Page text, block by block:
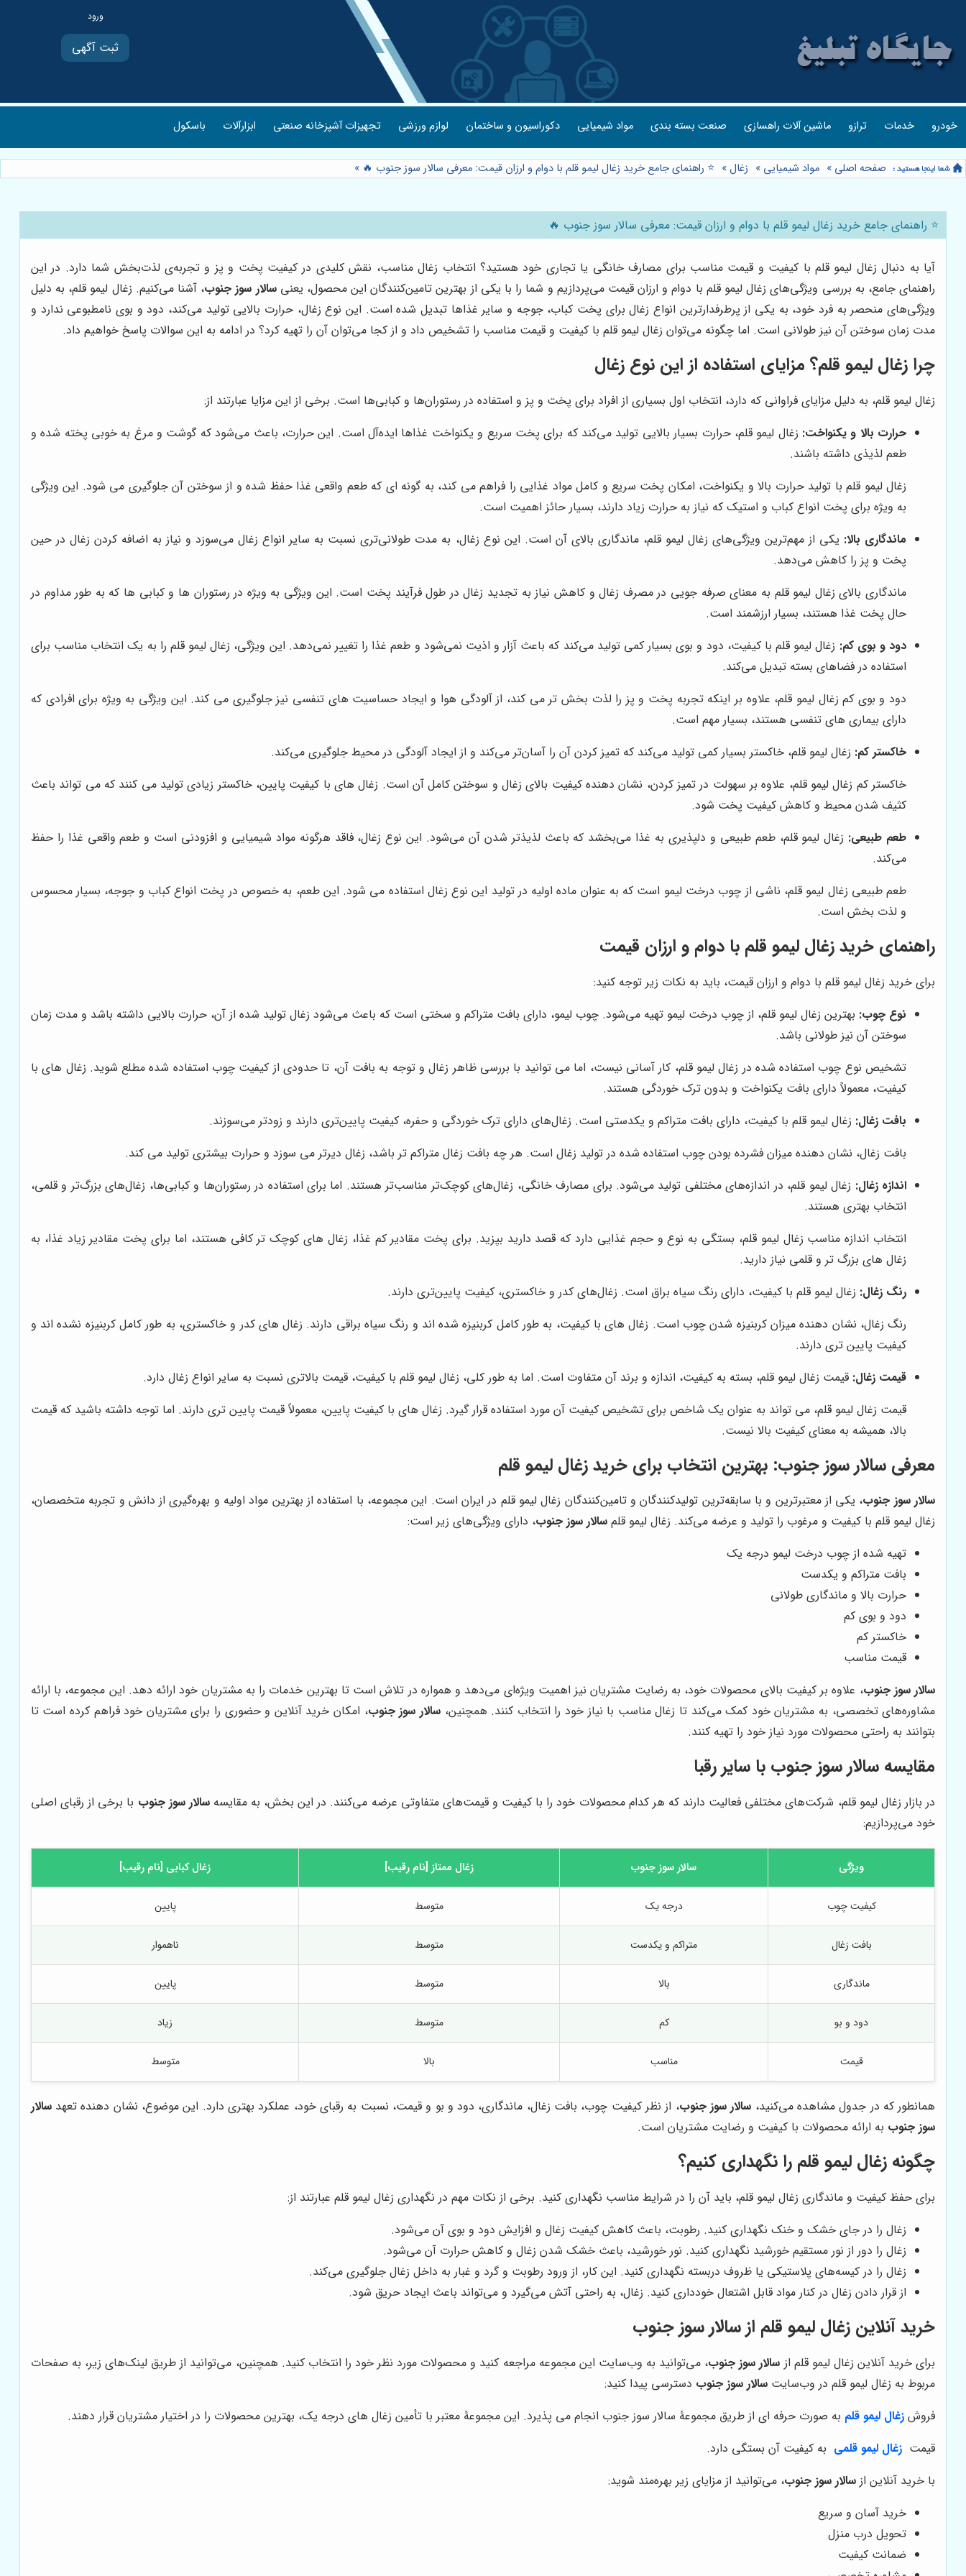
ثبت آگهی
خودرو خدمات ترازو ماشین آلات راهسازی صنعت بسته بندی مواد شیمیایی دکوراسیون و ساختمان لوازم ورزشی تجهیزات آشپزخانه صنعتی ابزارآلات باسکول
صفحه اصلی » مواد شیمیایی » زغال» ⭐️ راهنمای جامع خرید زغال لیمو قلم با دوام و ارزان قیمت: معرفی سالار سوز جنوب 🔥 »
⭐️ راهنمای جامع خرید زغال لیمو قلم با دوام و ارزان قیمت: معرفی سالار سوز جنوب 🔥
آیا به دنبال زغال لیمو قلم با کیفیت و قیمت مناسب برای مصارف خانگی یا تجاری خود هستید؟ انتخاب زغال مناسب، نقش کلیدی در کیفیت پخت و پز و تجربه‌ی لذت‌بخش شما دارد. در این
راهنمای جامع، به بررسی ویژگی‌های زغال لیمو قلم با دوام و ارزان قیمت می‌پردازیم و شما را با یکی از بهترین تامین‌کنندگان این محصول، یعنیسالار سوز جنوب، آشنا می‌کنیم. زغال لیمو قلم، به دلیل
ویژگی‌های منحصر به فرد خود، به یکی از پرطرفدارترین انواع زغال برای پخت کباب، جوجه و سایر غذاها تبدیل شده است. این نوع زغال، حرارت بالایی تولید می‌کند، دود و بوی نامطبوعی ندارد و
مدت زمان سوختن آن نیز طولانی است. اما چگونه می‌توان زغال لیمو قلم با کیفیت و قیمت مناسب را تشخیص داد و از کجا می‌توان آن را تهیه کرد؟ در ادامه به این سوالات پاسخ خواهیم داد.
چرا زغال لیمو قلم؟ مزایای استفاده از این نوع زغال
زغال لیمو قلم، به دلیل مزایای فراوانی که دارد، انتخاب اول بسیاری از افراد برای پخت و پز و استفاده در رستوران‌ها و کبابی‌ها است. برخی از این مزایا عبارتند از:
حرارت بالا و یکنواخت: زغال لیمو قلم، حرارت بسیار بالایی تولید می‌کند که برای پخت سریع و یکنواخت غذاها ایده‌آل است. این حرارت، باعث می‌شود که گوشت و مرغ به خوبی پخته شده و
طعم لذیذی داشته باشند.
زغال لیمو قلم با تولید حرارت بالا و یکنواخت، امکان پخت سریع و کامل مواد غذایی را فراهم می کند، به گونه ای که طعم واقعی غذا حفظ شده و از سوختن آن جلوگیری می شود. این ویژگی
به ویژه برای پخت انواع کباب و استیک که نیاز به حرارت زیاد دارند، بسیار حائز اهمیت است.
ماندگاری بالا: یکی از مهم‌ترین ویژگی‌های زغال لیمو قلم، ماندگاری بالای آن است. این نوع زغال، به مدت طولانی‌تری نسبت به سایر انواع زغال می‌سوزد و نیاز به اضافه کردن زغال در حین
پخت و پز را کاهش می‌دهد.
ماندگاری بالای زغال لیمو قلم به معنای صرفه جویی در مصرف زغال و کاهش نیاز به تجدید زغال در طول فرآیند پخت است. این ویژگی به ویژه در رستوران ها و کبابی ها که به طور مداوم در
حال پخت غذا هستند، بسیار ارزشمند است.
دود و بوی کم: زغال لیمو قلم با کیفیت، دود و بوی بسیار کمی تولید می‌کند که باعث آزار و اذیت نمی‌شود و طعم غذا را تغییر نمی‌دهد. این ویژگی، زغال لیمو قلم را به یک انتخاب مناسب برای
استفاده در فضاهای بسته تبدیل می‌کند.
دود و بوی کم زغال لیمو قلم، علاوه بر اینکه تجربه پخت و پز را لذت بخش تر می کند، از آلودگی هوا و ایجاد حساسیت های تنفسی نیز جلوگیری می کند. این ویژگی به ویژه برای افرادی که
دارای بیماری های تنفسی هستند، بسیار مهم است.
خاکستر کم: زغال لیمو قلم، خاکستر بسیار کمی تولید می‌کند که تمیز کردن آن را آسان‌تر می‌کند و از ایجاد آلودگی در محیط جلوگیری می‌کند.
خاکستر کم زغال لیمو قلم، علاوه بر سهولت در تمیز کردن، نشان دهنده کیفیت بالای زغال و سوختن کامل آن است. زغال های با کیفیت پایین، خاکستر زیادی تولید می کنند که می تواند باعث
کثیف شدن محیط و کاهش کیفیت پخت شود.
طعم طبیعی: زغال لیمو قلم، طعم طبیعی و دلپذیری به غذا می‌بخشد که باعث لذیذتر شدن آن می‌شود. این نوع زغال، فاقد هرگونه مواد شیمیایی و افزودنی است و طعم واقعی غذا را حفظ
می‌کند.
طعم طبیعی زغال لیمو قلم، ناشی از چوب درخت لیمو است که به عنوان ماده اولیه در تولید این نوع زغال استفاده می شود. این طعم، به خصوص در پخت انواع کباب و جوجه، بسیار محسوس
و لذت بخش است.
راهنمای خرید زغال لیمو قلم با دوام و ارزان قیمت
برای خرید زغال لیمو قلم با دوام و ارزان قیمت، باید به نکات زیر توجه کنید:
نوع چوب: بهترین زغال لیمو قلم، از چوب درخت لیمو تهیه می‌شود. چوب لیمو، دارای بافت متراکم و سختی است که باعث می‌شود زغال تولید شده از آن، حرارت بالایی داشته باشد و مدت زمان
سوختن آن نیز طولانی باشد.
تشخیص نوع چوب استفاده شده در زغال لیمو قلم، کار آسانی نیست، اما می توانید با بررسی ظاهر زغال و توجه به بافت آن، تا حدودی از کیفیت چوب استفاده شده مطلع شوید. زغال های با
کیفیت، معمولاً دارای بافت یکنواخت و بدون ترک خوردگی هستند.
بافت زغال: زغال لیمو قلم با کیفیت، دارای بافت متراکم و یکدستی است. زغال‌های دارای ترک خوردگی و حفره، کیفیت پایین‌تری دارند و زودتر می‌سوزند.
بافت زغال، نشان دهنده میزان فشرده بودن چوب استفاده شده در تولید زغال است. هر چه بافت زغال متراکم تر باشد، زغال دیرتر می سوزد و حرارت بیشتری تولید می کند.
اندازه زغال: زغال لیمو قلم، در اندازه‌های مختلفی تولید می‌شود. برای مصارف خانگی، زغال‌های کوچک‌تر مناسب‌تر هستند. اما برای استفاده در رستوران‌ها و کبابی‌ها، زغال‌های بزرگ‌تر و قلمی،
انتخاب بهتری هستند.
انتخاب اندازه مناسب زغال لیمو قلم، بستگی به نوع و حجم غذایی دارد که قصد دارید بپزید. برای پخت مقادیر کم غذا، زغال های کوچک تر کافی هستند، اما برای پخت مقادیر زیاد غذا، به
زغال های بزرگ تر و قلمی نیاز دارید.
رنگ زغال: زغال لیمو قلم با کیفیت، دارای رنگ سیاه براق است. زغال‌های کدر و خاکستری، کیفیت پایین‌تری دارند.
رنگ زغال، نشان دهنده میزان کربنیزه شدن چوب است. زغال های با کیفیت، به طور کامل کربنیزه شده اند و رنگ سیاه براقی دارند. زغال های کدر و خاکستری، به طور کامل کربنیزه نشده اند و
کیفیت پایین تری دارند.
قیمت زغال: قیمت زغال لیمو قلم، بسته به کیفیت، اندازه و برند آن متفاوت است. اما به طور کلی، زغال لیمو قلم با کیفیت، قیمت بالاتری نسبت به سایر انواع زغال دارد.
قیمت زغال لیمو قلم، می تواند به عنوان یک شاخص برای تشخیص کیفیت آن مورد استفاده قرار گیرد. زغال های با کیفیت پایین، معمولاً قیمت پایین تری دارند. اما توجه داشته باشید که قیمت
بالا، همیشه به معنای کیفیت بالا نیست.
معرفی سالار سوز جنوب: بهترین انتخاب برای خرید زغال لیمو قلم
سالار سوز جنوب، یکی از معتبرترین و با سابقه‌ترین تولیدکنندگان و تامین‌کنندگان زغال لیمو قلم در ایران است. این مجموعه، با استفاده از بهترین مواد اولیه و بهره‌گیری از دانش و تجربه متخصصان،
زغال لیمو قلم با کیفیت و مرغوب را تولید و عرضه می‌کند. زغال لیمو قلم سالار سوز جنوب، دارای ویژگی‌های زیر است:
تهیه شده از چوب درخت لیمو درجه یک
بافت متراکم و یکدست
حرارت بالا و ماندگاری طولانی
دود و بوی کم
خاکستر کم
قیمت مناسب
سالار سوز جنوب، علاوه بر کیفیت بالای محصولات خود، به رضایت مشتریان نیز اهمیت ویژه‌ای می‌دهد و همواره در تلاش است تا بهترین خدمات را به مشتریان خود ارائه دهد. این مجموعه، با ارائه
مشاوره‌های تخصصی، به مشتریان خود کمک می‌کند تا زغال مناسب با نیاز خود را انتخاب کنند. همچنین،سالار سوز جنوب، امکان خرید آنلاین و حضوری را برای مشتریان خود فراهم کرده است تا
بتوانند به راحتی محصولات مورد نیاز خود را تهیه کنند.
مقایسه سالار سوز جنوب با سایر رقبا
در بازار زغال لیمو قلم، شرکت‌های مختلفی فعالیت دارند که هر کدام محصولات خود را با کیفیت و قیمت‌های متفاوتی عرضه می‌کنند. در این بخش، به مقایسهسالار سوز جنوب با برخی از رقبای اصلی
خود می‌پردازیم:
ویژگی سالار سوز جنوب زغال ممتاز [نام رقیب] زغال کبابی [نام رقیب]
کیفیت چوب درجه یک متوسط پایین
بافت زغال متراکم و یکدست متوسط ناهموار
ماندگاری بالا متوسط پایین
دود و بو کم متوسط زیاد
قیمت مناسب بالا متوسط
همانطور که در جدول مشاهده می‌کنید، سالار سوز جنوب، از نظر کیفیت چوب، بافت زغال، ماندگاری، دود و بو و قیمت، نسبت به رقبای خود، عملکرد بهتری دارد. این موضوع، نشان دهنده تعهدسالار
سوز جنوب به ارائه محصولات با کیفیت و رضایت مشتریان است.
چگونه زغال لیمو قلم را نگهداری کنیم؟
برای حفظ کیفیت و ماندگاری زغال لیمو قلم، باید آن را در شرایط مناسب نگهداری کنید. برخی از نکات مهم در نگهداری زغال لیمو قلم عبارتند از:
زغال را در جای خشک و خنک نگهداری کنید. رطوبت، باعث کاهش کیفیت زغال و افزایش دود و بوی آن می‌شود.
زغال را دور از نور مستقیم خورشید نگهداری کنید. نور خورشید، باعث خشک شدن زغال و کاهش حرارت آن می‌شود.
زغال را در کیسه‌های پلاستیکی یا ظروف دربسته نگهداری کنید. این کار، از ورود رطوبت و گرد و غبار به داخل زغال جلوگیری می‌کند.
از قرار دادن زغال در کنار مواد قابل اشتعال خودداری کنید. زغال، به راحتی آتش می‌گیرد و می‌تواند باعث ایجاد حریق شود.
خرید آنلاین زغال لیمو قلم ازسالار سوز جنوب
برای خرید آنلاین زغال لیمو قلم از سالار سوز جنوب، می‌توانید به وب‌سایت این مجموعه مراجعه کنید و محصولات مورد نظر خود را انتخاب کنید. همچنین، می‌توانید از طریق لینک‌های زیر، به صفحات
مربوط به زغال لیمو قلم در وب‌سایت سالار سوز جنوب دسترسی پیدا کنید:
فروشزغال لیمو قلم به صورت حرفه ای از طریق مجموعۀ سالار سوز جنوب انجام می پذیرد. این مجموعۀ معتبر با تأمین زغال های درجه یک، بهترین محصولات را در اختیار مشتریان قرار دهند.
قیمت زغال لیمو قلمی به کیفیت آن بستگی دارد.
با خرید آنلاین از سالار سوز جنوب، می‌توانید از مزایای زیر بهره‌مند شوید:
خرید آسان و سریع
تحویل درب منزل
ضمانت کیفیت